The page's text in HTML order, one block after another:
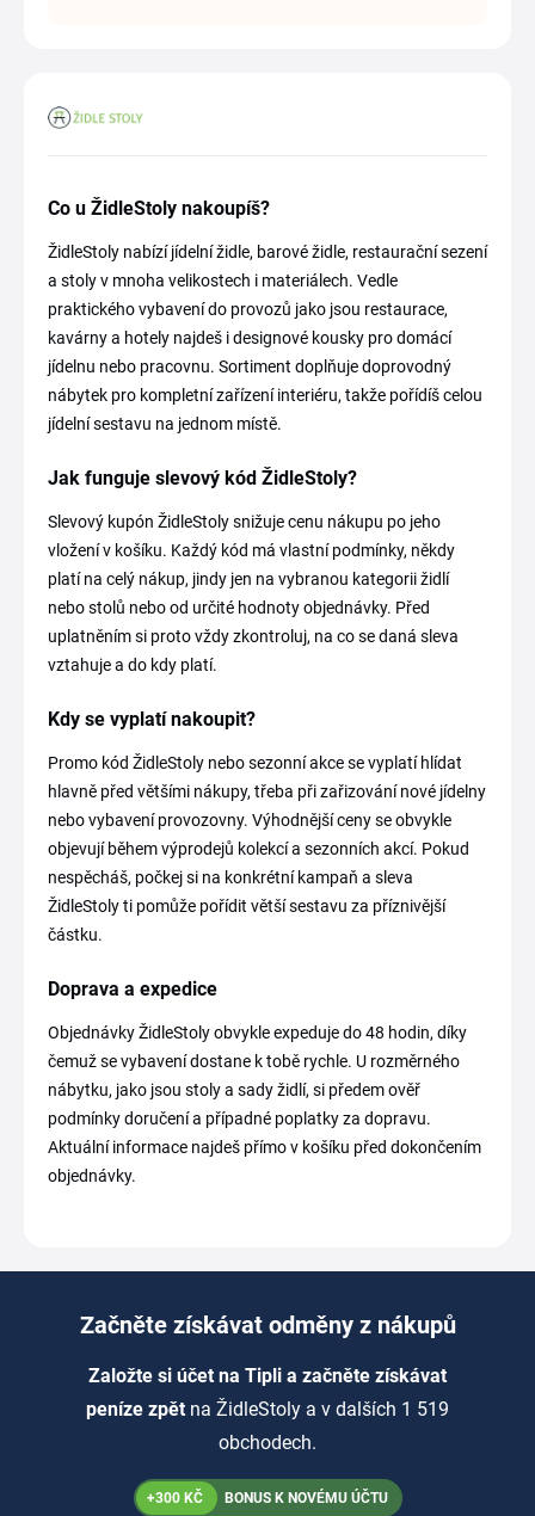
Co u ŽidleStoly nakoupíš?
ŽidleStoly nabízí jídelní židle, barové židle, restaurační sezení
a stoly v mnoha velikostech i materiálech. Vedle
praktického vybavení do provozů jako jsou restaurace,
kavárny a hotely najdeš i designové kousky pro domácí
jídelnu nebo pracovnu. Sortiment doplňuje doprovodný
nábytek pro kompletní zařízení interiéru, takže pořídíš celou
jídelní sestavu na jednom místě.
Jak funguje slevový kód ŽidleStoly?
Slevový kupón ŽidleStoly snižuje cenu nákupu po jeho
vložení v košíku. Každý kód má vlastní podmínky, někdy
platí na celý nákup, jindy jen na vybranou kategorii židlí
nebo stolů nebo od určité hodnoty objednávky. Před
uplatněním si proto vždy zkontroluj, na co se daná sleva
vztahuje a do kdy platí.
Kdy se vyplatí nakoupit?
Promo kód ŽidleStoly nebo sezonní akce se vyplatí hlídat
hlavně před většími nákupy, třeba při zařizování nové jídelny
nebo vybavení provozovny. Výhodnější ceny se obvykle
objevují během výprodejů kolekcí a sezonních akcí. Pokud
nespěcháš, počkej si na konkrétní kampaň a sleva
ŽidleStoly ti pomůže pořídit větší sestavu za příznivější
částku.
Doprava a expedice
Objednávky ŽidleStoly obvykle expeduje do 48 hodin, díky
čemuž se vybavení dostane k tobě rychle. U rozměrného
nábytku, jako jsou stoly a sady židlí, si předem ověř
podmínky doručení a případné poplatky za dopravu.
Aktuální informace najdeš přímo v košíku před dokončením
objednávky.
Začněte získávat odměny z nákupů
Založte si účet na Tipli a začněte získávat
peníze zpět na ŽidleStoly a v dalších 1 519
obchodech.
+300 KČ BONUS K NOVÉMU ÚČTU